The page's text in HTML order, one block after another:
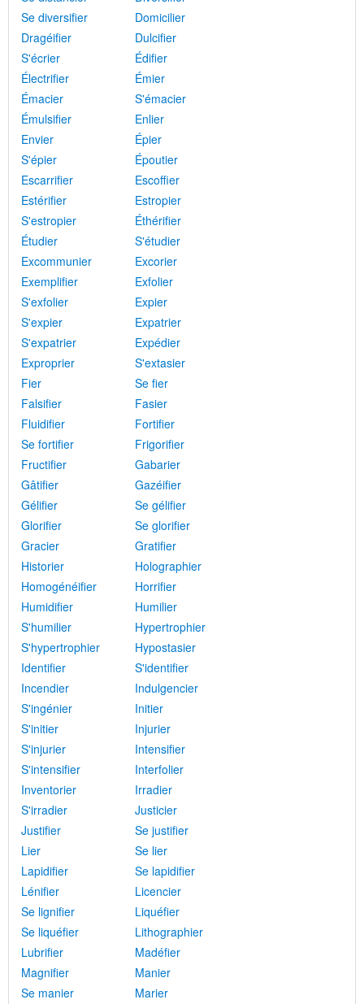
Se diversifier
Domicilier
Dragéifier
Dulcifier
S'écrier
Édifier
Électrifier
Émier
Émacier
S'émacier
Émulsifier
Enlier
Envier
Épier
S'épier
Époutier
Escarrifier
Escoffier
Estérifier
Estropier
S'estropier
Éthérifier
Étudier
S'étudier
Excommunier
Excorier
Exemplifier
Exfolier
S'exfolier
Expier
S'expier
Expatrier
S'expatrier
Expédier
Exproprier
S'extasier
Fier
Se fier
Falsifier
Fasier
Fluidifier
Fortifier
Se fortifier
Frigorifier
Fructifier
Gabarier
Gâtifier
Gazéifier
Gélifier
Se gélifier
Glorifier
Se glorifier
Gracier
Gratifier
Historier
Holographier
Homogénéifier
Horrifier
Humidifier
Humilier
S'humilier
Hypertrophier
S'hypertrophier
Hypostasier
Identifier
S'identifier
Incendier
Indulgencier
S'ingénier
Initier
S'initier
Injurier
S'injurier
Intensifier
S'intensifier
Interfolier
Inventorier
Irradier
S'irradier
Justicier
Justifier
Se justifier
Lier
Se lier
Lapidifier
Se lapidifier
Lénifier
Licencier
Se lignifier
Liquéfier
Se liquéfier
Lithographier
Lubrifier
Madéfier
Magnifier
Manier
Se manier
Marier